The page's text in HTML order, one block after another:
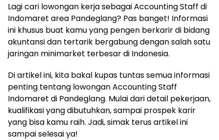
Lagi cari lowongan kerja sebagai Accounting Staff di
Indomaret area Pandeglang? Pas banget! Informasi
ini khusus buat kamu yang pengen berkarir di bidang
akuntansi dan tertarik bergabung dengan salah satu
jaringan minimarket terbesar di Indonesia.
Di artikel ini, kita bakal kupas tuntas semua informasi
penting tentang lowongan Accounting Staff
Indomaret di Pandeglang. Mulai dari detail pekerjaan,
kualifikasi yang dibutuhkan, sampai prospek karir
yang bisa kamu raih. Jadi, simak terus artikel ini
sampai selesai ya!